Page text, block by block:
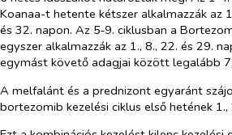
Koanaa-t hetente kétszer alkalmazzák az
és 32. napon. Az 5‑9. ciklusban a
egyszer alkalmazzák az 1., 8., 22. és 29.
egymást követő adagjai között legalább
A melfalánt és a prednizont egyaránt
bortezomib kezelési ciklus első hetének 1.,